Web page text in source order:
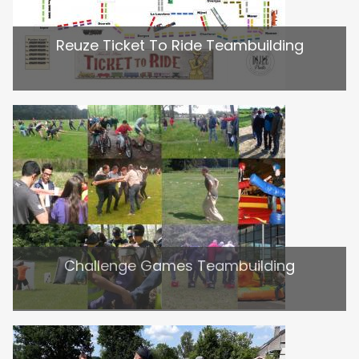
Reuze Ticket To Ride Teambuilding
Challenge Games Teambuilding